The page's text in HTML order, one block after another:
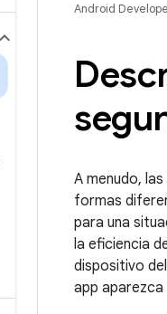
Android
A menudo,
formas
para una
la eficiencia
dispositivo
app aparezca